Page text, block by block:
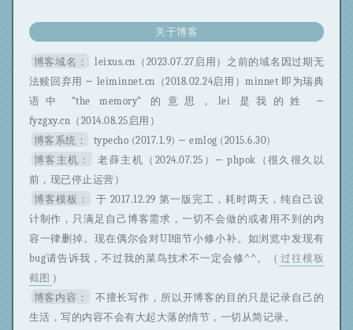
关于博客
博客域名：
leixus.cn（2023.07.27启用）之前的域名因过期无
法赎回弃用 ← leiminnet.cn（2018.02.24启用）minnet 即为瑞典
语中 “the memory” 的意思，lei 是我的姓 ←
fyzgxy.cn（2014.08.25启用）
博客系统：
typecho (2017.1.9) ← emlog (2015.6.30)
博客主机：
老薛主机（2024.07.25）← phpok（很久很久以
前，现已停止运营）
博客模板：
于 2017.12.29 第一版完工，耗时两天，纯自己设
计制作，只满足自己博客需求，一切不会做的或者用不到的内
容一律删掉。现在偶尔会对UI细节小修小补。如浏览中发现有
bug请告诉我，不过我的菜鸟技术不一定会修^^。（ 过往模板
截图 ）
博客内容：
不擅长写作，所以开博客的目的只是记录自己的
生活，写的内容不会有大起大落的情节，一切从简记录。